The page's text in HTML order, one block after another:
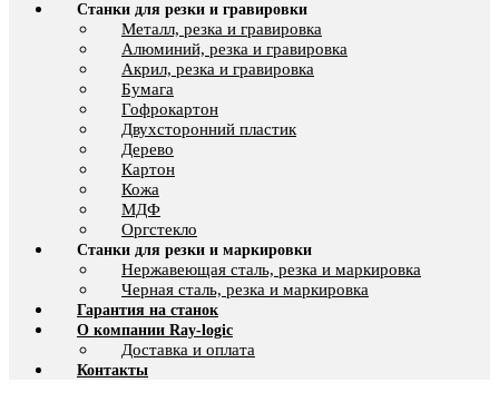
Станки для резки и гравировки
Металл, резка и гравировка
Алюминий, резка и гравировка
Акрил, резка и гравировка
Бумага
Гофрокартон
Двухсторонний пластик
Дерево
Картон
Кожа
МДФ
Оргстекло
Станки для резки и маркировки
Нержавеющая сталь, резка и маркировка
Черная сталь, резка и маркировка
Гарантия на станок
О компании Ray-logic
Доставка и оплата
Контакты